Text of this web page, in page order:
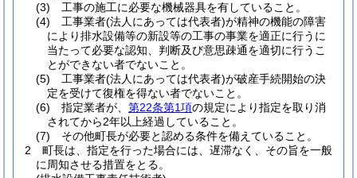
(3)
工事の施工に必要な機械器具を有していること。
(4)
工事業者(法人にあっては代表者)が精神の機能の障害
により排水設備等の新設等の工事の事業を適正に行うに
当たって必要な認知、判断及び意思疎通を適切に行うこ
とができない者でないこと。
(5)
工事業者(法人にあっては代表者)が破産手続開始の決
定を受けて復権を得ない者でないこと。
(6)
指定業者が、 第22条第1項の規定により指定を取り消
されてから2年以上経過していること。
(7)
その他町長が必要と認める条件を備えていること。
2
町長は、指定を行った場合には、遅滞なく、その旨を一般
に周知させる措置をとる。